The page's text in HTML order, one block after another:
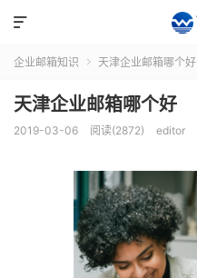

企业邮箱知识  天津企业邮箱哪个好
天津企业邮箱哪个好
2019-03-06 阅读(2872) editor